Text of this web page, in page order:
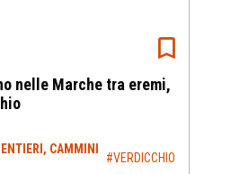
nelle Marche tra eremi,
CAMMINI
#VERDICCHIO